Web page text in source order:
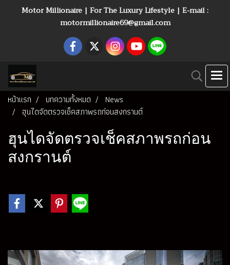
Motor Millionaire | For The Luxury Lifestyle | E-mail :
motormillionaire69@gmail.com
หน้าแรก บทความทั้งหมด
News
ฮุนไดจัดตรวจเช็คสภาพรถก่อนสงกรานต์
ฮุนไดจัดตรวจเช็คสภาพรถก่อน
สงกรานต์